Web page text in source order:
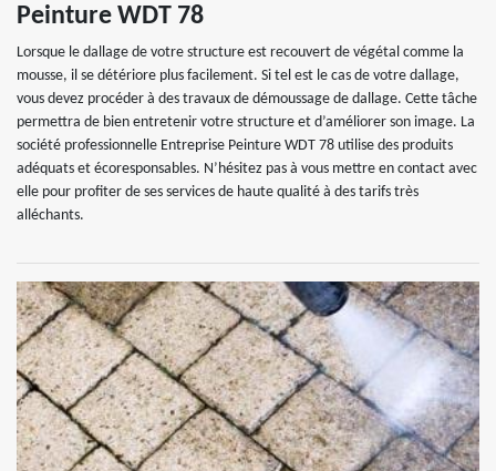
Peinture WDT 78
Lorsque le dallage de votre structure est recouvert de végétal comme la
mousse, il se détériore plus facilement. Si tel est le cas de votre dallage,
vous devez procéder à des travaux de démoussage de dallage. Cette tâche
permettra de bien entretenir votre structure et d’améliorer son image. La
société professionnelle Entreprise Peinture WDT 78 utilise des produits
adéquats et écoresponsables. N’hésitez pas à vous mettre en contact avec
elle pour profiter de ses services de haute qualité à des tarifs très
alléchants.